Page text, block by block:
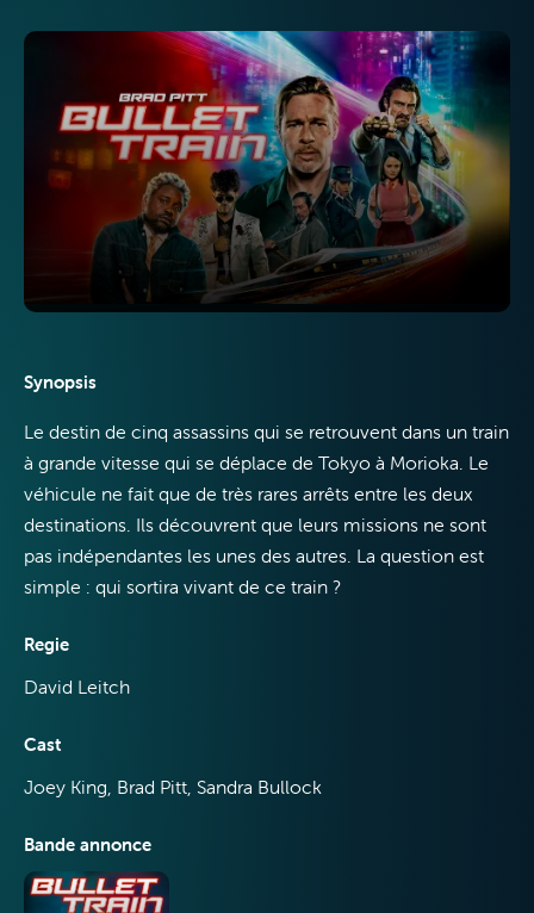
TV
Internet
Mobile
Synopsis
Le destin de cinq assassins qui se retrouvent dans un train
à grande vitesse qui se déplace de Tokyo à Morioka. Le
véhicule ne fait que de très rares arrêts entre les deux
destinations. Ils découvrent que leurs missions ne sont
pas indépendantes les unes des autres. La question est
simple : qui sortira vivant de ce train ?
Regie
David Leitch
Cast
Joey King, Brad Pitt, Sandra Bullock
Bande annonce